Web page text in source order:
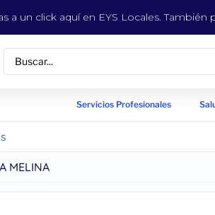
a un click aquí en EYS Locales.
Servicios Profesionales
MELINA